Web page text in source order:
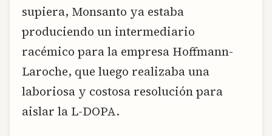
supiera, Monsanto ya estaba
produciendo un intermediario
racémico para la empresa Hoffmann-
Laroche, que luego realizaba una
laboriosa y costosa resolución para
aislar la L-DOPA.